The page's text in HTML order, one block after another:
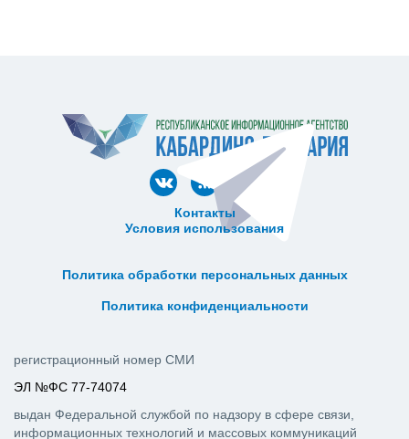
Контакты
Условия использования
Политика обработки персональных данных
Политика конфиденциальности
регистрационный номер СМИ
ЭЛ №ФС 77-74074
выдан Федеральной службой по надзору в сфере связи,
информационных технологий и массовых коммуникаций